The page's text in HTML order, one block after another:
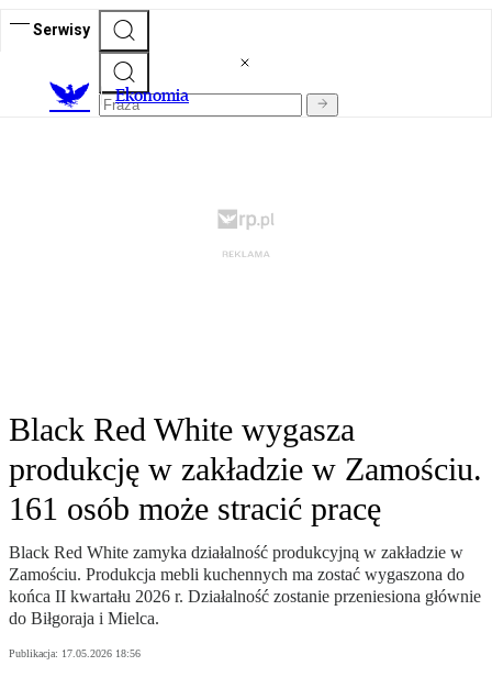
Serwisy
Ekonomia
Black Red White wygasza
produkcję w zakładzie w Zamościu.
161 osób może stracić pracę
Black Red White zamyka działalność produkcyjną w zakładzie w
Zamościu. Produkcja mebli kuchennych ma zostać wygaszona do
końca II kwartału 2026 r. Działalność zostanie przeniesiona głównie
do Biłgoraja i Mielca.
Publikacja: 17.05.2026 18:56